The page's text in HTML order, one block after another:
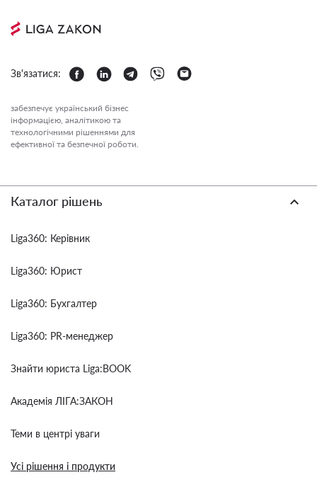
Зв'язатися:
забезпечує український бізнес
інформацією, аналітикою та
технологічними рішеннями для
ефективної та безпечної роботи.
Каталог рішень
Liga360: Керівник
Liga360: Юрист
Liga360: Бухгалтер
Liga360: PR-менеджер
Знайти юриста Liga:BOOK
Академія ЛІГА:ЗАКОН
Теми в центрі уваги
Усі рішення і продукти